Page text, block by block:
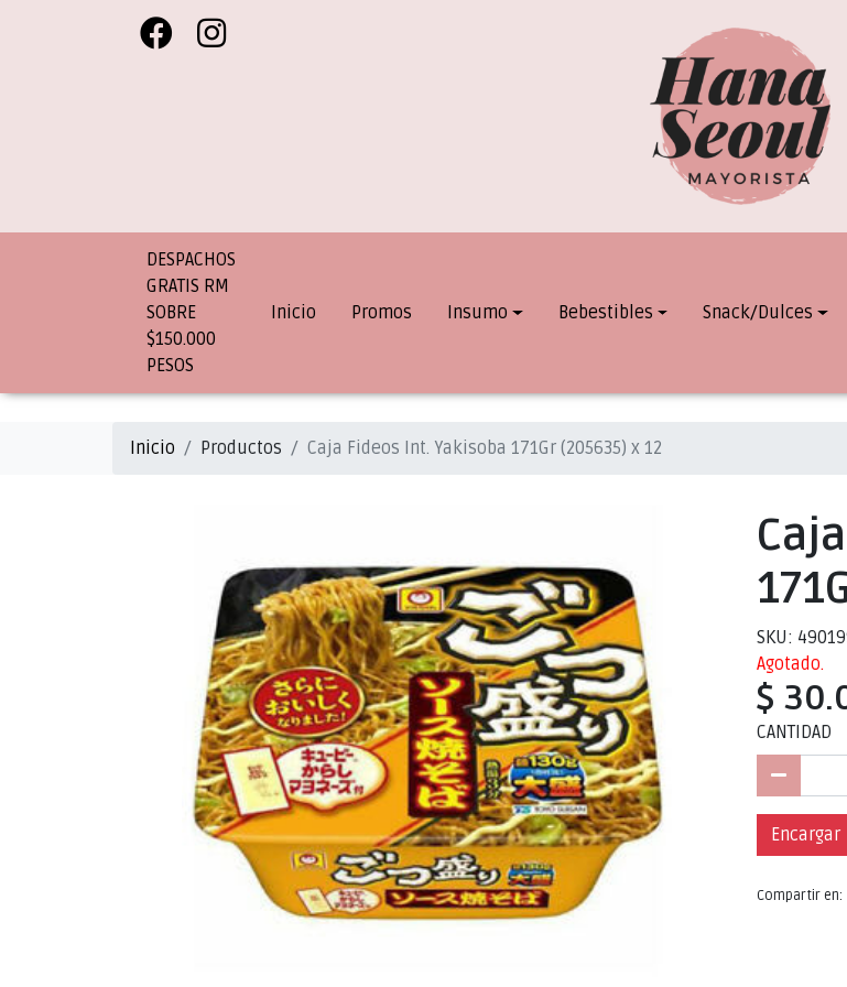
DESPACHOS
GRATIS RM
SOBRE
$150.000
PESOS
Inicio Promos Insumo Bebestibles Snack/Dulces
Inicio Productos Caja Fideos Int. Yakisoba 171Gr (205635) x 12
SKU:
Agotado.
$
CANTIDAD
Encargar
Compartir en: